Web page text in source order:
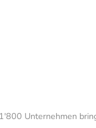
Unternehmen